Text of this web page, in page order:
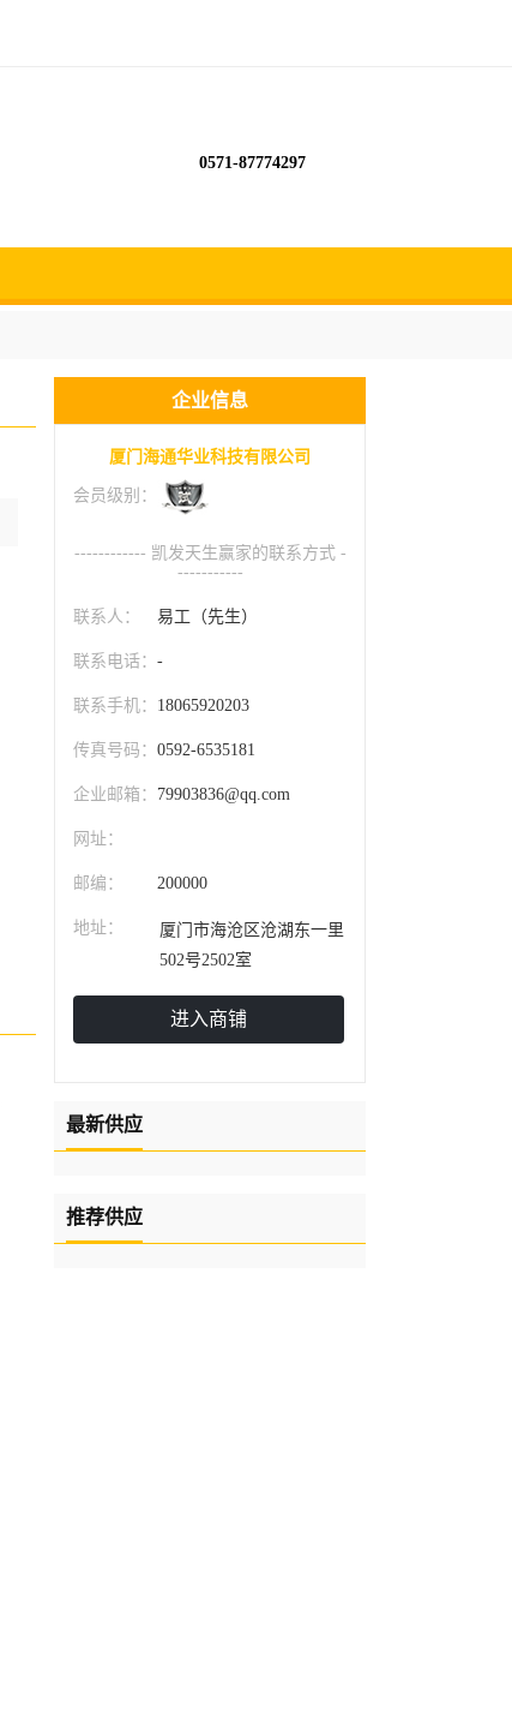
0571-87774297
企业信息
厦门海通华业科技有限公司
会员级别：
------------ 凯发天生赢家的联系方式 -
-----------
联系人： 易工（先生）
联系电话： -
联系手机： 18065920203
传真号码： 0592-6535181
企业邮箱： 79903836@qq.com
网址：
邮编： 200000
地址：
厦门市海沧区沧湖东一里
502号2502室
进入商铺
最新供应
推荐供应